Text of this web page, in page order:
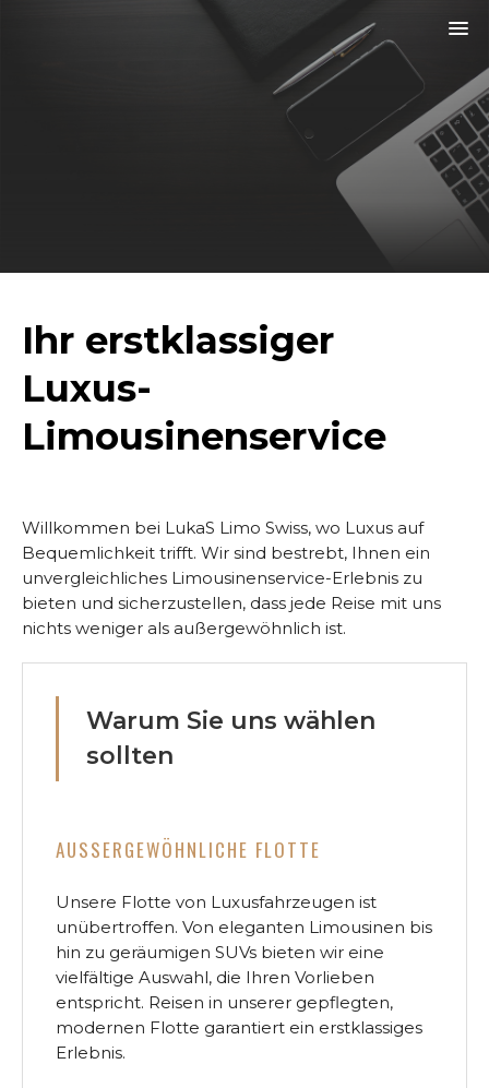
menu
×
Ihr erstklassiger
Luxus-
Limousinenservice
Willkommen bei LukaS Limo Swiss, wo Luxus auf
Bequemlichkeit trifft. Wir sind bestrebt, Ihnen ein
unvergleichliches Limousinenservice-Erlebnis zu
bieten und sicherzustellen, dass jede Reise mit uns
nichts weniger als außergewöhnlich ist.
Warum Sie uns wählen
sollten
AUSSERGEWÖHNLICHE FLOTTE
Unsere Flotte von Luxusfahrzeugen ist
unübertroffen. Von eleganten Limousinen bis
hin zu geräumigen SUVs bieten wir eine
vielfältige Auswahl, die Ihren Vorlieben
entspricht. Reisen in unserer gepflegten,
modernen Flotte garantiert ein erstklassiges
Erlebnis.